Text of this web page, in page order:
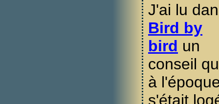
J'ai lu
Bird by
bird un
conseil
à
s'était